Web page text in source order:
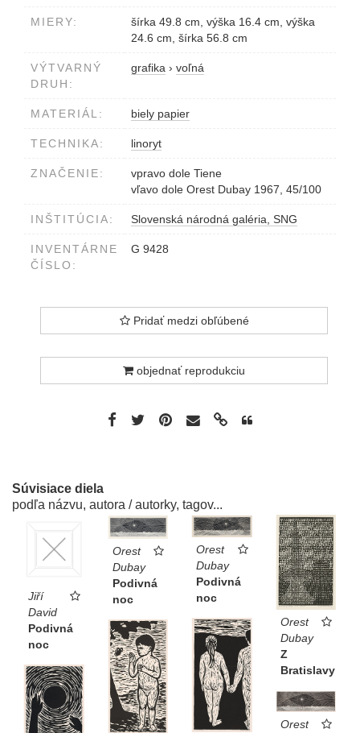
MIERY:
šírka 49.8 cm, výška 16.4 cm, výška
24.6 cm, šírka 56.8 cm
VÝTVARNÝ
DRUH:
grafika › voľná
MATERIÁL: biely papier
TECHNIKA: linoryt
ZNAČENIE:
vpravo dole Tiene
vľavo dole Orest Dubay 1967, 45/100
INŠTITÚCIA: Slovenská národná galéria, SNG
INVENTÁRNE
ČÍSLO:
G 9428
Pridať medzi obľúbené
objednať reprodukciu
Súvisiace diela
podľa názvu, autora / autorky, tagov...
Jiří
David
Podivná
noc
Orest
Dubay
Podivná
noc
Orest
Dubay
Podivná
noc
Orest
Dubay
Z
Bratislavy
Orest